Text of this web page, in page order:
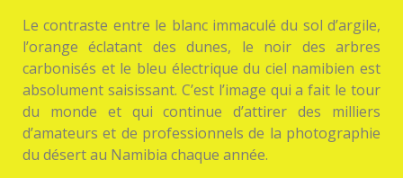
Le contraste entre le blanc immaculé du sol d’argile,
l’orange éclatant des dunes, le noir des arbres
carbonisés et le bleu électrique du ciel namibien est
absolument saisissant. C’est l’image qui a fait le tour
du monde et qui continue d’attirer des milliers
d’amateurs et de professionnels de la photographie
du désert au Namibia chaque année.